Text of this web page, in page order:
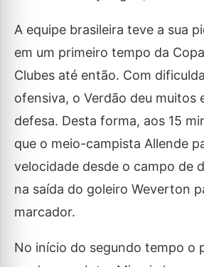
A equipe brasileira teve a sua
em um primeiro tempo da
Clubes até então. Com
ofensiva, o Verdão deu muitos
defesa. Desta forma, aos 15
que o meio-campista Allende
velocidade desde o campo de
na saída do goleiro Weverton
marcador.
No início do segundo tempo o